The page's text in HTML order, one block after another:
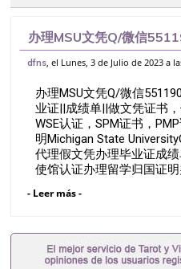
办理MSU文凭Q/微信
立大学办毕业证||成绩单||
PMP证书、学历认证、在
dfns , el Lunes, 3 de Julio de 2023 a
办理MSU文凭Q/微信
业证||成绩单||做文凭证书
WSE认证，SPM证书，
明Michigan State
代理假文凭办理毕业证成
使馆认证办理留学归国证
位证书办理美国文凭办理
业证+成绩单+留学回国人
知书，雅思。（全套留学
及亲朋好友一份完美交代
- Leer más -